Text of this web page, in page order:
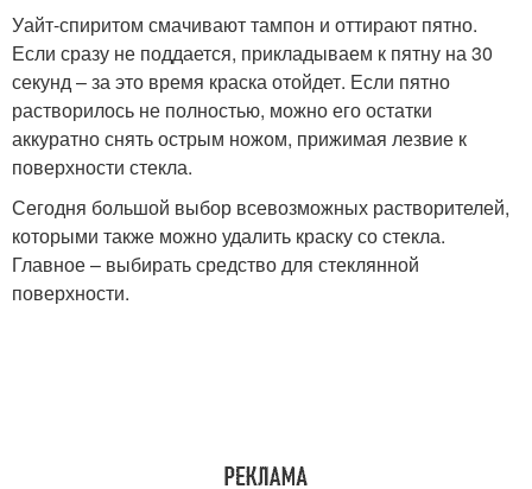
Уайт-спиритом смачивают тампон и оттирают пятно.
Если сразу не поддается, прикладываем к пятну на 30
секунд – за это время краска отойдет. Если пятно
растворилось не полностью, можно его остатки
аккуратно снять острым ножом, прижимая лезвие к
поверхности стекла.
Сегодня большой выбор всевозможных растворителей,
которыми также можно удалить краску со стекла.
Главное – выбирать средство для стеклянной
поверхности.